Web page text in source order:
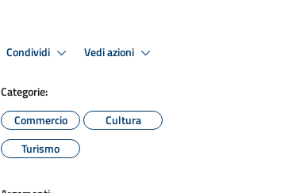
Condividi Vedi azioni
Categorie:
Commercio
Cultura
Turismo